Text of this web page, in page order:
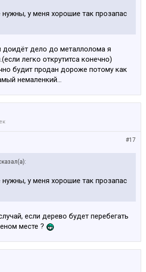
у меня хорошие так прозапас
доидёт дело до металлолома я
легко открутитса конечно)
будит продан дороже потому как
немаленкий...
#17
у меня хорошие так прозапас
если дерево будет перебегать
месте ?